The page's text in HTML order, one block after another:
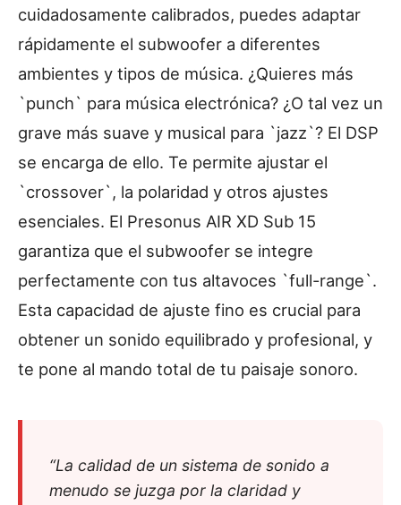
cuidadosamente calibrados, puedes adaptar
rápidamente el subwoofer a diferentes
ambientes y tipos de música. ¿Quieres más
`punch` para música electrónica? ¿O tal vez un
grave más suave y musical para `jazz`? El DSP
se encarga de ello. Te permite ajustar el
`crossover`, la polaridad y otros ajustes
esenciales. El Presonus AIR XD Sub 15
garantiza que el subwoofer se integre
perfectamente con tus altavoces `full-range`.
Esta capacidad de ajuste fino es crucial para
obtener un sonido equilibrado y profesional, y
te pone al mando total de tu paisaje sonoro.
“La calidad de un sistema de sonido a
menudo se juzga por la claridad y